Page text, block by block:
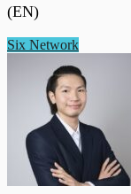
(EN)
Six Network